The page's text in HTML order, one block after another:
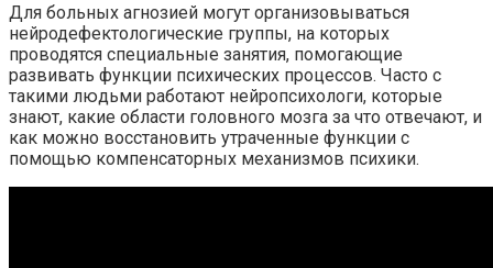
Для больных агнозией могут организовываться
нейродефектологические группы, на которых
проводятся специальные занятия, помогающие
развивать функции психических процессов. Часто с
такими людьми работают нейропсихологи, которые
знают, какие области головного мозга за что отвечают, и
как можно восстановить утраченные функции с
помощью компенсаторных механизмов психики.